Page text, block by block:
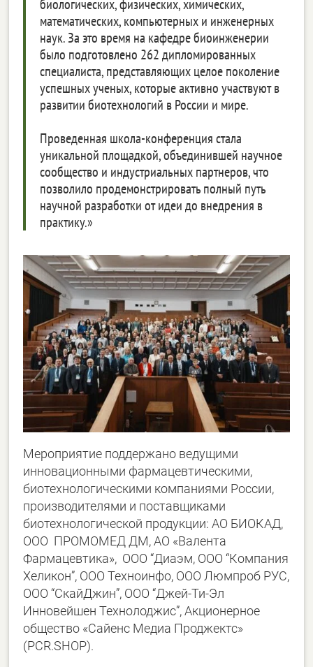
биологических, физических, химических,
математических, компьютерных и инженерных
наук. За это время на кафедре биоинженерии
было подготовлено 262 дипломированных
специалиста, представляющих целое поколение
успешных ученых, которые активно участвуют в
развитии биотехнологий в России и мире.
Проведенная школа-конференция стала
уникальной площадкой, объединившей научное
сообщество и индустриальных партнеров, что
позволило продемонстрировать полный путь
научной разработки от идеи до внедрения в
практику.»
Мероприятие поддержано ведущими
инновационными фармацевтическими,
биотехнологическими компаниями России,
производителями и поставщиками
биотехнологической продукции: АО БИОКАД,
ООО ПРОМОМЕД ДМ, АО «Валента
Фармацевтика», ООО “Диаэм, ООО “Компания
Хеликон”, ООО Техноинфо, ООО Люмпроб РУС,
ООО “СкайДжин”, ООО “Джей-Ти-Эл
Инновейшен Технолоджис”, Акционерное
общество «Сайенс Медиа Проджектс»
(PCR.SHOP).